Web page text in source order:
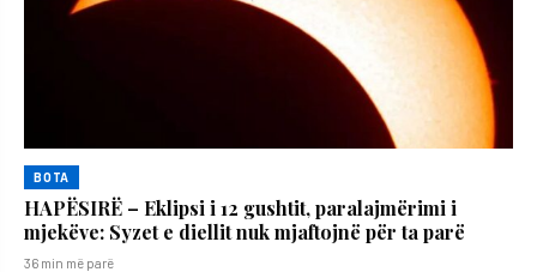
BOTA
HAPËSIRË – Eklipsi i 12 gushtit, paralajmërimi i
mjekëve: Syzet e diellit nuk mjaftojnë për ta parë
36 min më parë